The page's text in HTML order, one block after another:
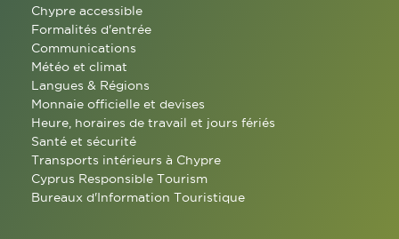
Chypre accessible
Formalités d'entrée
Communications
Météo et climat
Langues & Régions
Monnaie officielle et devises
Heure, horaires de travail et jours fériés
Santé et sécurité
Transports intérieurs à Chypre
Cyprus Responsible Tourism
Bureaux d'Information Touristique